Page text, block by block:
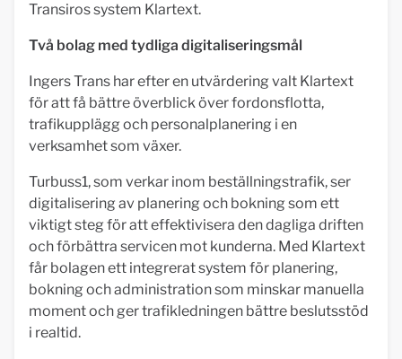
Transiros system Klartext.
Två bolag med tydliga digitaliseringsmål
Ingers Trans har efter en utvärdering valt Klartext
för att få bättre överblick över fordonsflotta,
trafikupplägg och personalplanering i en
verksamhet som växer.
Turbuss1, som verkar inom beställningstrafik, ser
digitalisering av planering och bokning som ett
viktigt steg för att effektivisera den dagliga driften
och förbättra servicen mot kunderna. Med Klartext
får bolagen ett integrerat system för planering,
bokning och administration som minskar manuella
moment och ger trafikledningen bättre beslutsstöd
i realtid.